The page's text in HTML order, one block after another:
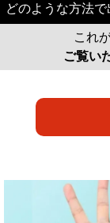
どのような方法で
これ
ご覧い